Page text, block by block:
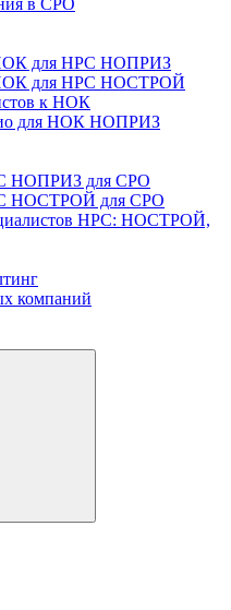
в СРО
для НРС НОПРИЗ
для НРС НОСТРОЙ
к НОК
для НОК НОПРИЗ
НОПРИЗ для СРО
НОСТРОЙ для СРО
НРС: НОСТРОЙ,
компаний